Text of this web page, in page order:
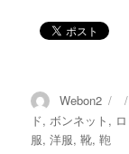
投
稿
者
Webon2
投
稿
ド,ボンネット ,
服,洋服,靴,鞄